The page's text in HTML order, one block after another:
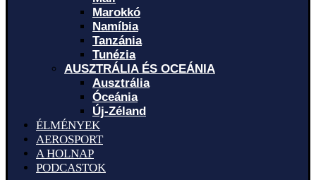
Marokkó
Namíbia
Tanzánia
Tunézia
AUSZTRÁLIA ÉS OCEÁNIA
Ausztrália
Óceánia
Új-Zéland
ÉLMÉNYEK
AEROSPORT
A HOLNAP
PODCASTOK